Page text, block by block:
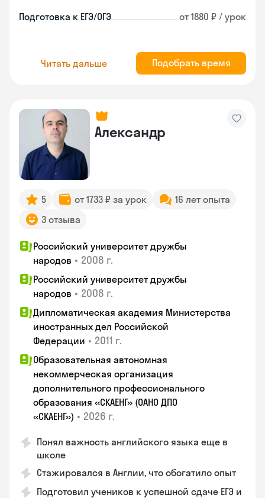
Подготовка к ЕГЭ/ОГЭ от 1880 ₽ / урок
Читать дальше Подобрать время
Александр
5 от 1733 ₽ за урок
16 лет опыта
3 отзыва
Российский университет дружбы
народов • 2008 г.
Российский университет дружбы
народов • 2008 г.
Дипломатическая академия Министерства
иностранных дел Российской
Федерации • 2011 г.
Образовательная автономная
некоммерческая организация
дополнительного профессионального
образования «СКАЕНГ» (ОАНО ДПО
«СКАЕНГ») • 2026 г.
Понял важность английского языка еще в
школе
Стажировался в Англии, что обогатило опыт
Подготовил учеников к успешной сдаче ЕГЭ и